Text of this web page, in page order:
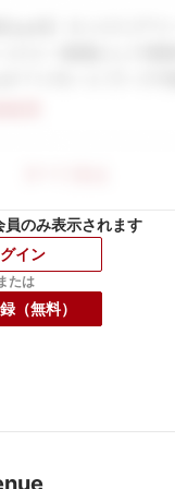
員のみ表示されます
イン
たは
（無料）